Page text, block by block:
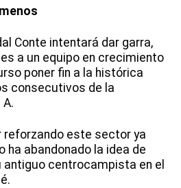
Conte intentará dar garra,
a un equipo en crecimiento
poner fin a la histórica
consecutivos de la
reforzando este sector ya
ha abandonado la idea de
centrocampista en el